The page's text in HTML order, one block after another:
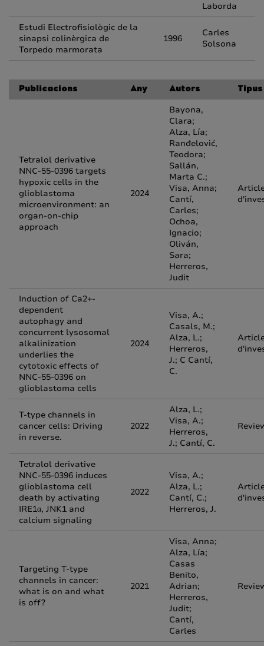
Laborda
Estudi Electrofisiològic de la
sinapsi colinèrgica de
Torpedo marmorata
1996
Carles
Solsona
Publicacions Any Autors Tipus
Tetralol derivative
NNC-55-0396 targets
hypoxic cells in the
glioblastoma
microenvironment: an
organ-on-chip
approach
2024
Bayona,
Clara;
Alza, Lía;
Ranđelović,
Teodora;
Sallán,
Marta C.;
Visa, Anna;
Cantí,
Carles;
Ochoa,
Ignacio;
Oliván,
Sara;
Herreros,
Judit
Induction of Ca2+-
dependent
autophagy and
concurrent lysosomal
alkalinization
underlies the
cytotoxic effects of
NNC-55-0396 on
glioblastoma cells
2024
Visa, A.;
Casals, M.;
Alza, L.;
Herreros,
J.; C Cantí,
C.
T-type channels in
cancer cells: Driving
in reverse.
2022
Alza, L.;
Visa, A.;
Herreros,
J.; Cantí, C.
Tetralol derivative
NNC-55-0396 induces
glioblastoma cell
death by activating
IRE1α, JNK1 and
calcium signaling
2022
Visa, A.;
Alza, L.;
Cantí, C.;
Herreros, J.
Targeting T-type
channels in cancer:
what is on and what
is off?
2021
Visa, Anna;
Alza, Lía;
Casas
Benito,
Adrian;
Herreros,
Judit;
Cantí,
Carles